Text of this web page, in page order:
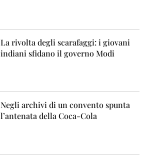
La rivolta degli scarafaggi: i giovani
indiani sfidano il governo Modi
Negli archivi di un convento spunta
l’antenata della Coca-Cola